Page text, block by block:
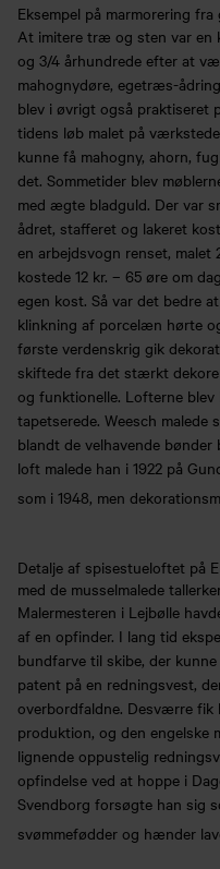
Eksempel på marmorering
At imitere træ og sten var en
og 3/4 århundrede efter at
mahognydøre, egetræs-
blev i øvrigt også praktiseret
tidens løb malet på
kunne få mahogny, ahorn,
det. Sommetider blev
med ægte bladguld. Der var
ådret, stafferet og lakeret
en arbejdsvogn renset, malet
kostede 12 kr. – 65 øre om
egen kost. Så var det bedre
klinkning af porcelæn hørte
første verdenskrig gik
skiftede fra det stærkt
og funktionelle. Lofterne
tapetserede. Weesch malede
blandt de velhavende
loft malede han i 1922 på
som i 1948, men
Detalje af spisestueloftet på
med de musselmalede
Malermesteren i Lejbølle
af en opfinder. I lang tid
bundfarve til skibe, der
patent på en redningsvest,
overbordfaldne. Desværre
produktion, og den engelske
lignende oppustelig
opfindelse ved at hoppe i
Svendborg forsøgte han sig
svømmefødder og hænder